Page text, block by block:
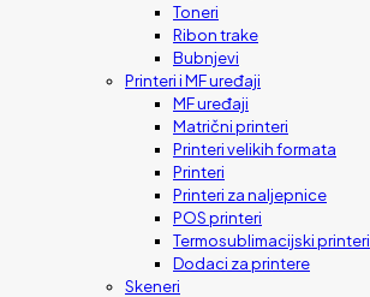
Toneri
Ribon trake
Bubnjevi
Printeri i MF uređaji
MF uređaji
Matrični printeri
Printeri velikih formata
Printeri
Printeri za naljepnice
POS printeri
Termosublimacijski printeri
Dodaci za printere
Skeneri